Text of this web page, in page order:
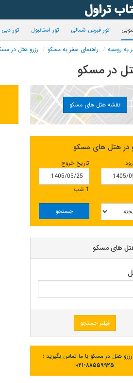
تور قبرس شمالی تور استانبول تور دبی
به روسیه راهنمای سفر به مسکو رزرو هتل در
در مسکو
نقشه هتل های مسکو
هتل های مسکو
تاریخ خروج
1 شب
جستجو
های مسکو
فیلتر جستجو
هتل در مسکو با ما تماس بگیرید :
۰۲۱-۸۸۵۵۹۹۲۵